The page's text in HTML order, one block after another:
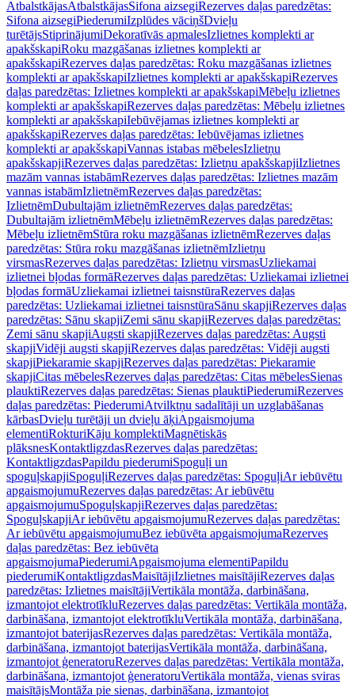
AtbalstkājasAtbalstkājasSifona aizsegiRezerves daļas paredzētas:
Sifona aizsegiPiederumiIzplūdes vāciņšDvieļu
turētājsStiprinājumiDekoratīvās apmalesIzlietnes komplekti ar
apakšskapiRoku mazgāšanas izlietnes komplekti ar
apakšskapiRezerves daļas paredzētas: Roku mazgāšanas izlietnes
komplekti ar apakšskapiIzlietnes komplekti ar apakšskapiRezerves
daļas paredzētas: Izlietnes komplekti ar apakšskapiMēbeļu izlietnes
komplekti ar apakšskapiRezerves daļas paredzētas: Mēbeļu izlietnes
komplekti ar apakšskapiIebūvējamas izlietnes komplekti ar
apakšskapiRezerves daļas paredzētas: Iebūvējamas izlietnes
komplekti ar apakšskapiVannas istabas mēbelesIzlietņu
apakšskapjiRezerves daļas paredzētas: Izlietņu apakšskapjiIzlietnes
mazām vannas istabāmRezerves daļas paredzētas: Izlietnes mazām
vannas istabāmIzlietnēmRezerves daļas paredzētas:
IzlietnēmDubultajām izlietnēmRezerves daļas paredzētas:
Dubultajām izlietnēmMēbeļu izlietnēmRezerves daļas paredzētas:
Mēbeļu izlietnēmStūra roku mazgāšanas izlietnēmRezerves daļas
paredzētas: Stūra roku mazgāšanas izlietnēmIzlietņu
virsmasRezerves daļas paredzētas: Izlietņu virsmasUzliekamai
izlietnei bļodas formāRezerves daļas paredzētas: Uzliekamai izlietnei
bļodas formāUzliekamai izlietnei taisnstūraRezerves daļas
paredzētas: Uzliekamai izlietnei taisnstūraSānu skapjiRezerves daļas
paredzētas: Sānu skapjiZemi sānu skapjiRezerves daļas paredzētas:
Zemi sānu skapjiAugsti skapjiRezerves daļas paredzētas: Augsti
skapjiVidēji augsti skapjiRezerves daļas paredzētas: Vidēji augsti
skapjiPiekaramie skapjiRezerves daļas paredzētas: Piekaramie
skapjiCitas mēbelesRezerves daļas paredzētas: Citas mēbelesSienas
plauktiRezerves daļas paredzētas: Sienas plauktiPiederumiRezerves
daļas paredzētas: PiederumiAtvilktņu sadalītāji un uzglabāšanas
kārbasDvieļu turētāji un dvieļu āķiApgaismojuma
elementiRokturiKāju komplektiMagnētiskās
plāksnesKontaktligzdasRezerves daļas paredzētas:
KontaktligzdasPapildu piederumiSpoguļi un
spoguļskapjiSpoguļiRezerves daļas paredzētas: SpoguļiAr iebūvētu
apgaismojumuRezerves daļas paredzētas: Ar iebūvētu
apgaismojumuSpoguļskapjiRezerves daļas paredzētas:
SpoguļskapjiAr iebūvētu apgaismojumuRezerves daļas paredzētas:
Ar iebūvētu apgaismojumuBez iebūvēta apgaismojumaRezerves
daļas paredzētas: Bez iebūvēta
apgaismojumaPiederumiApgaismojuma elementiPapildu
piederumiKontaktligzdasMaisītājiIzlietnes maisītājiRezerves daļas
paredzētas: Izlietnes maisītājiVertikāla montāža, darbināšana,
izmantojot elektrotīkluRezerves daļas paredzētas: Vertikāla montāža,
darbināšana, izmantojot elektrotīkluVertikāla montāža, darbināšana,
izmantojot baterijasRezerves daļas paredzētas: Vertikāla montāža,
darbināšana, izmantojot baterijasVertikāla montāža, darbināšana,
izmantojot ģeneratoruRezerves daļas paredzētas: Vertikāla montāža,
darbināšana, izmantojot ģeneratoruVertikāla montāža, vienas sviras
maisītājsMontāža pie sienas, darbināšana, izmantojot